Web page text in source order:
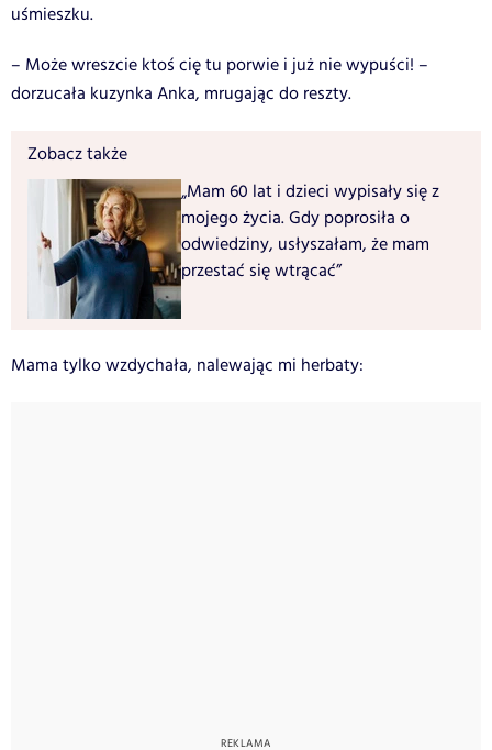
uśmieszku.
– Może wreszcie ktoś cię tu porwie i już nie wypuści! –
dorzucała kuzynka Anka, mrugając do reszty.
Zobacz także
„Mam 60 lat i dzieci wypisały się z
mojego życia. Gdy poprosiła o
odwiedziny, usłyszałam, że mam
przestać się wtrącać”
Mama tylko wzdychała, nalewając mi herbaty: